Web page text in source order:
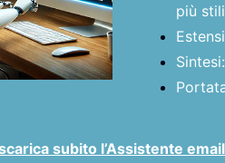
più
subito l’Assistente